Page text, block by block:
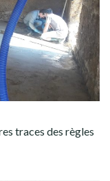
traces des règles